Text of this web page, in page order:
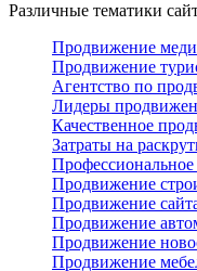
Различные тематики
Продвижение
Продвижение
Агентство по
Лидеры
Качественное
Затраты на
Продвижение
Продвижение
Продвижение
Продвижение
Продвижение